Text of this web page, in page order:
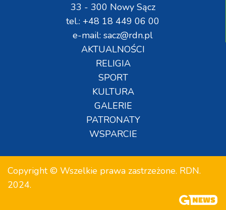
33 - 300 Nowy Sącz
tel.: +48 18 449 06 00
e-mail: sacz@rdn.pl
AKTUALNOŚCI
RELIGIA
SPORT
KULTURA
GALERIE
PATRONATY
WSPARCIE
Copyright © Wszelkie prawa zastrzeżone. RDN.
2024.